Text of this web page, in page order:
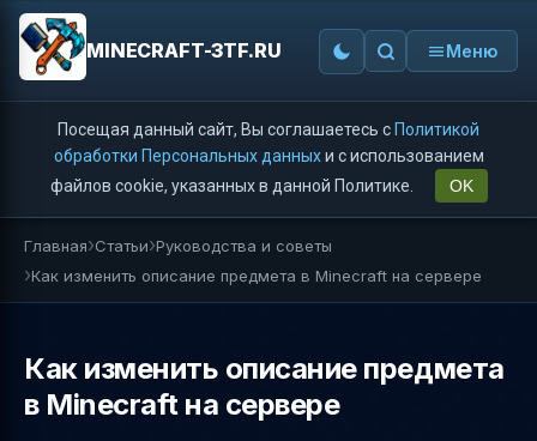
MINECRAFT-3TF.RU Меню
Посещая данный сайт, Вы соглашаетесь с Политикой
обработки Персональных данныхи с использованием
файлов cookie, указанных в данной Политике.
OK
Главная Статьи Руководства и советы
Как изменить описание предмета в Minecraft на сервере
Как изменить описание предмета
в Minecraft на сервере